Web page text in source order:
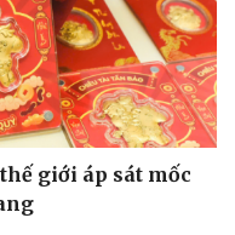
giới áp sát mốc